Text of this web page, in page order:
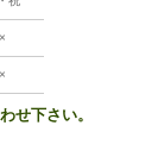
×
×
せ下さい。